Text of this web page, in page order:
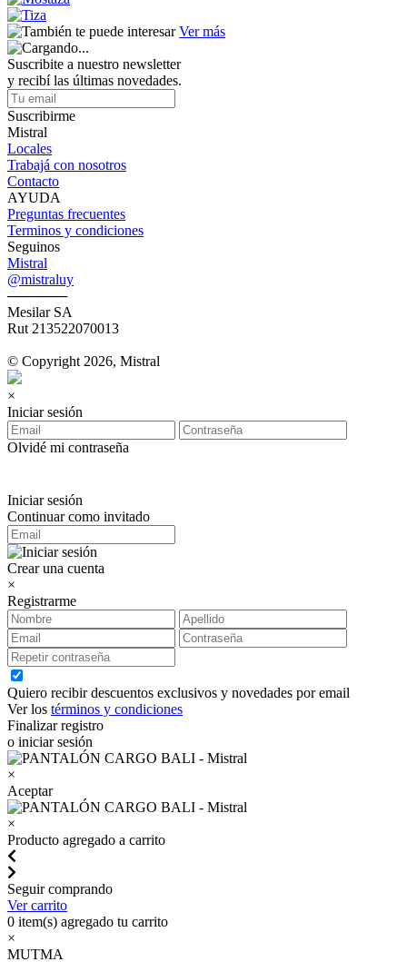
Ver más
Suscribite a nuestro newsletter
y recibí las últimas novedades.
Suscribirme
Mistral
Locales
Trabajá con nosotros
Contacto
AYUDA
Preguntas frecuentes
Terminos y condiciones
Seguinos
Mistral
@mistraluy
──────
Mesilar SA
Rut 213522070013
© Copyright 2026, Mistral
×
Iniciar sesión
Olvidé mi contraseña
Iniciar sesión
Continuar como invitado
Crear una cuenta
×
Registrarme
Quiero recibir descuentos exclusivos y novedades por email
Ver los términos y condiciones
Finalizar registro
o iniciar sesión
×
Aceptar
×
Producto agregado a carrito
Seguir comprando
Ver carrito
0 item(s) agregado tu carrito
×
MUTMA